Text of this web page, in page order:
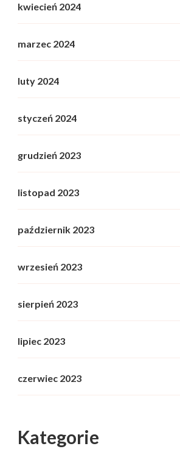
kwiecień 2024
marzec 2024
luty 2024
styczeń 2024
grudzień 2023
listopad 2023
październik 2023
wrzesień 2023
sierpień 2023
lipiec 2023
czerwiec 2023
Kategorie